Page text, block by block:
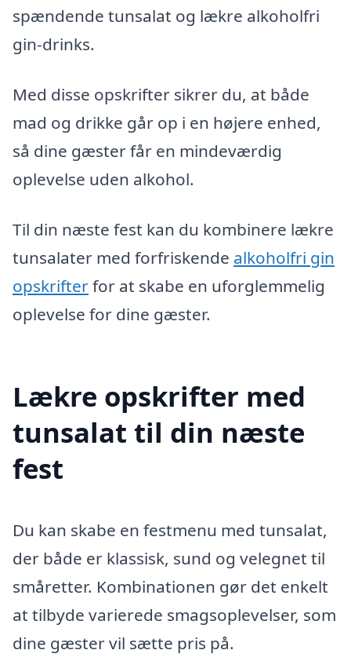
spændende tunsalat og lækre alkoholfri
gin-drinks.
Med disse opskrifter sikrer du, at både
mad og drikke går op i en højere enhed,
så dine gæster får en mindeværdig
oplevelse uden alkohol.
Til din næste fest kan du kombinere lækre
tunsalater med forfriskende alkoholfri gin
opskrifterfor at skabe en uforglemmelig
oplevelse for dine gæster.
Lækre opskrifter med
tunsalat til din næste
fest
Du kan skabe en festmenu med tunsalat,
der både er klassisk, sund og velegnet til
småretter. Kombinationen gør det enkelt
at tilbyde varierede smagsoplevelser, som
dine gæster vil sætte pris på.